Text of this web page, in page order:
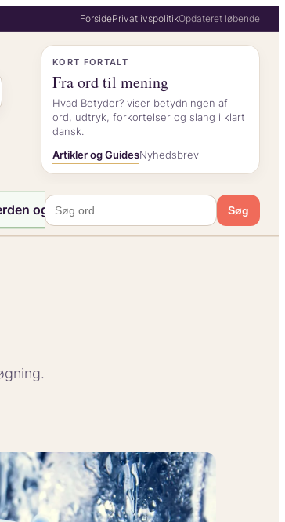
ForsidePrivatlivspolitikOpdateret løbende
KORT FORTALT
Fra ord til mening
Hvad Betyder? viser betydningen af
ord, udtryk, forkortelser og slang i klart
dansk.
Artikler og GuidesNyhedsbrev
og Kultur Søg